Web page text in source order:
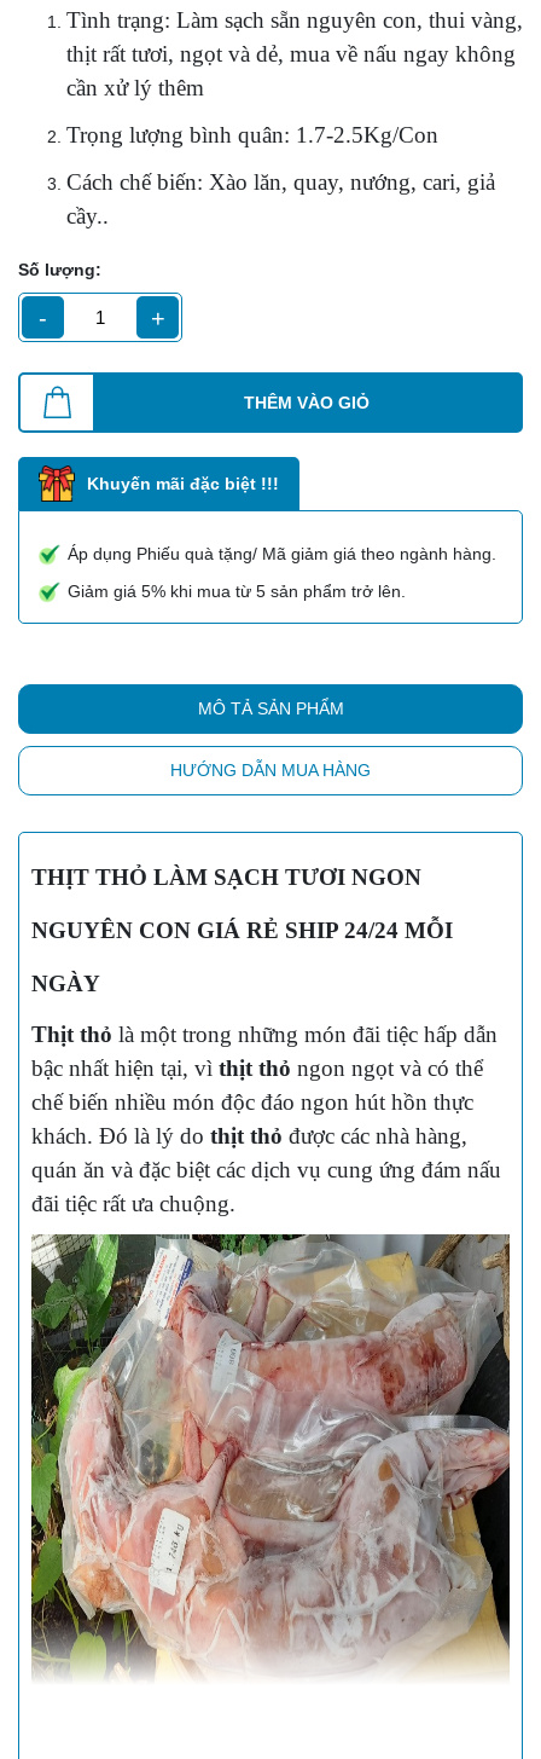
Tình trạng: Làm sạch sẵn nguyên con, thui vàng,
thịt rất tươi, ngọt và dẻ, mua về nấu ngay không
cần xử lý thêm
Trọng lượng bình quân: 1.7-2.5Kg/Con
Cách chế biến: Xào lăn, quay, nướng, cari, giả
cầy..
Số lượng:
- +
THÊM VÀO GIỎ
Khuyến mãi đặc biệt !!!
Áp dụng Phiếu quà tặng/ Mã giảm giá theo ngành hàng.
Giảm giá 5% khi mua từ 5 sản phẩm trở lên.
MÔ TẢ SẢN PHẨM
HƯỚNG DẪN MUA HÀNG
THỊT THỎ LÀM SẠCH TƯƠI NGON
NGUYÊN CON GIÁ RẺ SHIP 24/24 MỖI
NGÀY
Thịt thỏ là một trong những món đãi tiệc hấp dẫn
bậc nhất hiện tại, vì thịt thỏ ngon ngọt và có thể
chế biến nhiều món độc đáo ngon hút hồn thực
khách. Đó là lý do thịt thỏ được các nhà hàng,
quán ăn và đặc biệt các dịch vụ cung ứng đám nấu
đãi tiệc rất ưa chuộng.